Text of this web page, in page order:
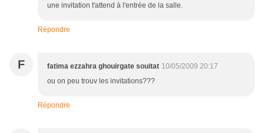
une invitation t'attend à l'entrée de la salle.
Répondre
F fatima ezzahra ghouirgate souitat 10/05/2009 20:17
ou on peu trouv les invitations???
Répondre